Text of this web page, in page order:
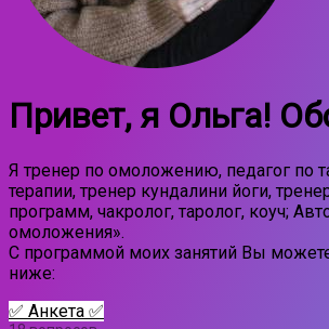
Привет, я Ольга!
Я тренер по омоложению, педагог по
терапии, тренер кундалини йоги,
программ, чакролог, таролог, коуч;
омоложения».
С программой моих занятий Вы
ниже:
✅ Анкета ✅